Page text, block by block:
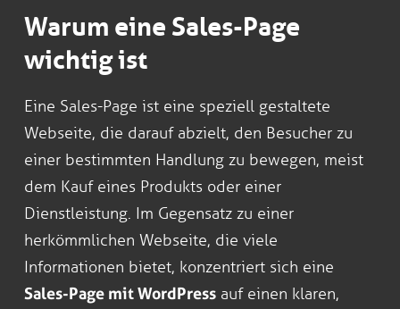
Warum eine Sales-Page
wichtig ist
Eine Sales-Page ist eine speziell gestaltete
Webseite, die darauf abzielt, den Besucher zu
einer bestimmten Handlung zu bewegen, meist
dem Kauf eines Produkts oder einer
Dienstleistung. Im Gegensatz zu einer
herkömmlichen Webseite, die viele
Informationen bietet, konzentriert sich eine
Sales-Page mit WordPress auf einen klaren,